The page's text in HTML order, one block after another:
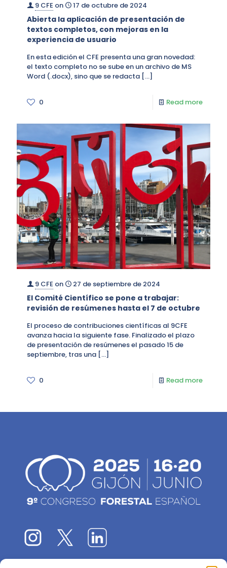
9 CFE on 17 de octubre de 2024
Abierta la aplicación de presentación de
textos completos, con mejoras en la
experiencia de usuario
En esta edición el CFE presenta una gran novedad:
el texto completo no se sube en un archivo de MS
Word (.docx), sino que se redacta […]
0 Read more
9 CFE on 27 de septiembre de 2024
El Comité Científico se pone a trabajar:
revisión de resúmenes hasta el 7 de octubre
El proceso de contribuciones científicas al 9CFE
avanza hacia la siguiente fase. Finalizado el plazo
de presentación de resúmenes el pasado 15 de
septiembre, tras una […]
0 Read more